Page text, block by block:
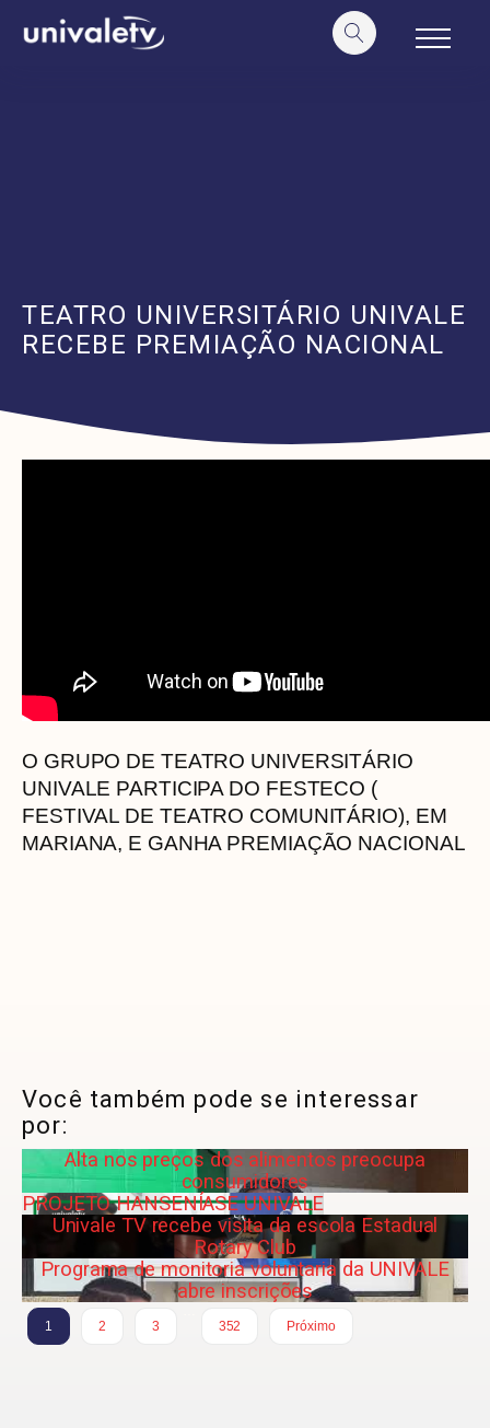
conteúdo
TEATRO UNIVERSITÁRIO UNIVALE
RECEBE PREMIAÇÃO NACIONAL
O GRUPO DE TEATRO UNIVERSITÁRIO
UNIVALE PARTICIPA DO FESTECO (
FESTIVAL DE TEATRO COMUNITÁRIO), EM
MARIANA, E GANHA PREMIAÇÃO NACIONAL
Você também pode se interessar
por:
Alta nos preços dos alimentos preocupa
consumidores
PROJETO HANSENÍASE UNIVALE
Univale TV recebe visita da escola Estadual
Rotary Club
Programa de monitoria voluntaria da UNIVALE
abre inscrições
1 2 3
352
Próximo